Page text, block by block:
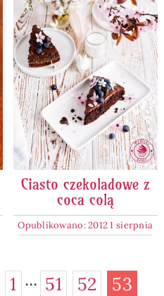
Ciasto czekoladowe z
coca colą
Opublikowano: 2012 1 sierpnia
1 ··· 51 52
53